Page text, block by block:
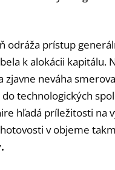
odráža prístup
k alokácii kapitálu.
zjavne neváha
technologických
hľadá príležitosti na
v objeme